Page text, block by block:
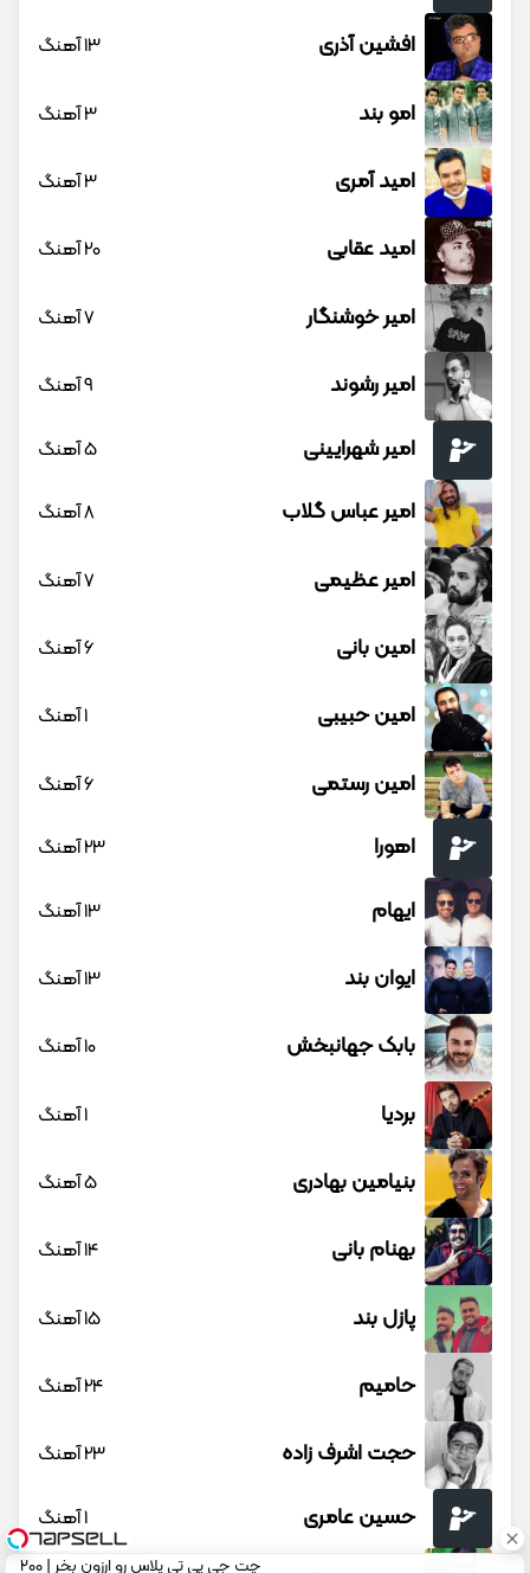
افشین آذری 13 آهنگ
امو بند 3 آهنگ
امید آمری 3 آهنگ
امید عقابی 20 آهنگ
امیر خوشنگار 7 آهنگ
امیر رشوند 9 آهنگ
امیر شهرایینی 5 آهنگ
امیر عباس گلاب 8 آهنگ
امیر عظیمی 7 آهنگ
امین بانی 6 آهنگ
امین حبیبی 1 آهنگ
امین رستمی 6 آهنگ
اهورا 23 آهنگ
ایهام 13 آهنگ
ایوان بند 13 آهنگ
بابک جهانبخش 10 آهنگ
بردیا 1 آهنگ
بنیامین بهادری 5 آهنگ
بهنام بانی 14 آهنگ
پازل بند 15 آهنگ
حامیم 24 آهنگ
حجت اشرف زاده 23 آهنگ
حسین عامری 1 آهنگ
چت جی پی تی پلاس رو ارزون بخر | ۲۰۰